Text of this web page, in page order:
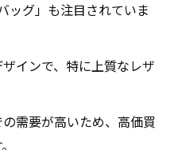
ッグ」も注目されていま
インで、特に上質なレザ
需要が高いため、高価買